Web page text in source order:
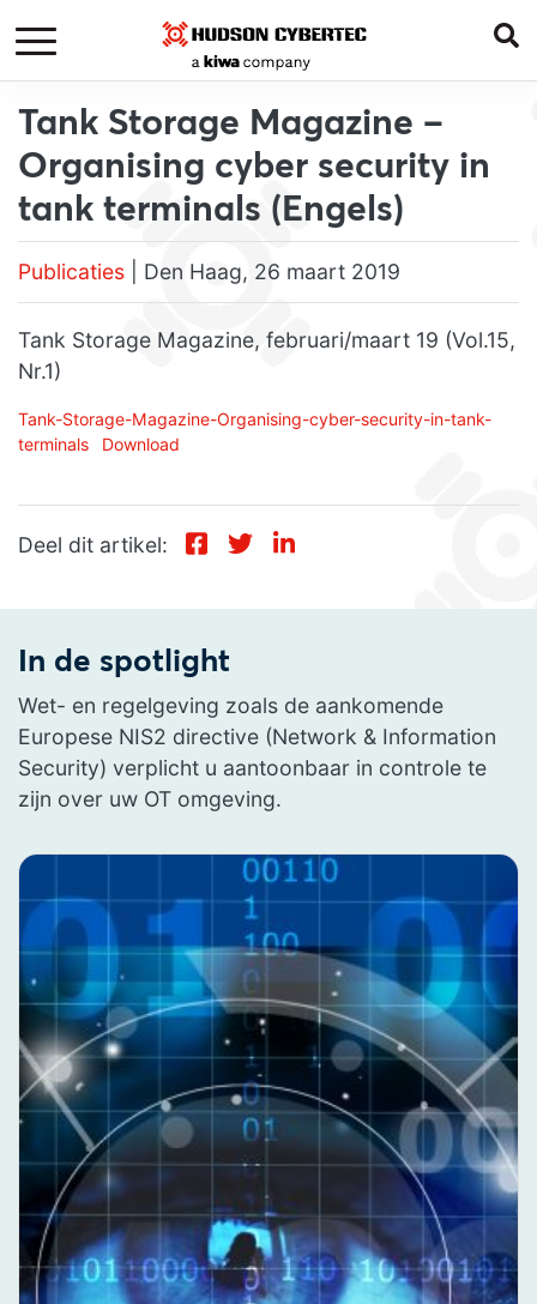
Tank Storage Magazine –
Organising cyber security in
tank terminals (Engels)
Publicaties | Den Haag, 26 maart 2019
Tank Storage Magazine, februari/maart 19 (Vol.15,
Nr.1)
Tank-Storage-Magazine-Organising-cyber-security-in-tank-
terminals
Download
Deel dit artikel:
In de spotlight
Wet- en regelgeving zoals de aankomende
Europese NIS2 directive (Network & Information
Security) verplicht u aantoonbaar in controle te
zijn over uw OT omgeving.